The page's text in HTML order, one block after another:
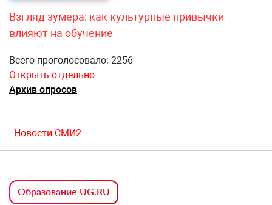
Взгляд зумера: как культурные привычки
влияют на обучение
Всего проголосовало: 2256
Открыть отдельно
Архив опросов
Новости СМИ2
Образование UG.RU